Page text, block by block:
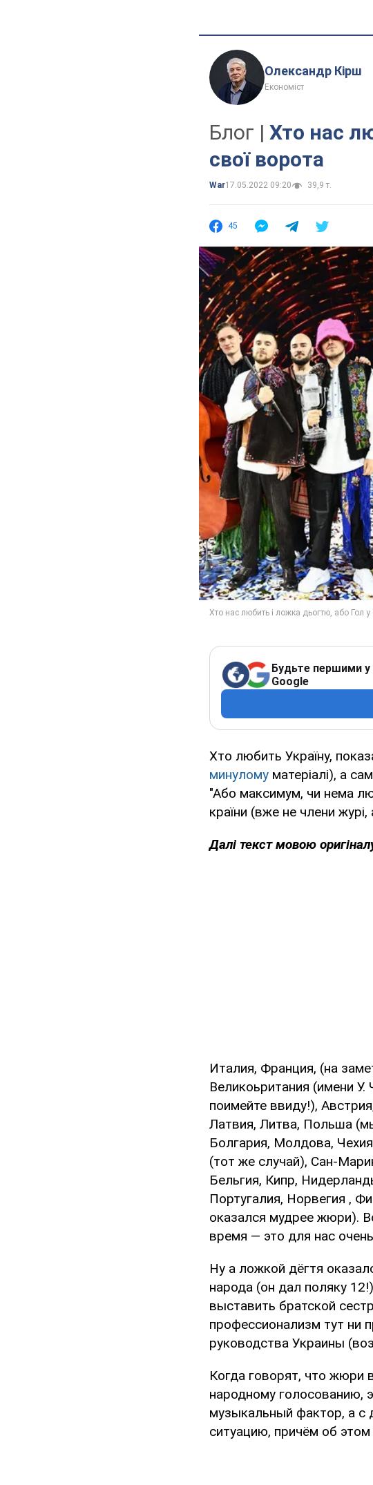
Олександр Кірш
Економіст
Блог | Хто нас
свої ворота
War17.05.2022 09:20 39,9 т.
45
Будьте першими у
Google
Хто любить Україну,
минулому матеріалі), а
"Або максимум, чи нема
країни (вже не члени журі,
Далі текст мовою
Италия, Франция, (на
Великоьритания (имени
поимейте ввиду!),
Латвия, Литва, Польша
Болгария, Молдова,
(тот же случай), Сан-
Бельгия, Кипр,
Португалия, Норвегия ,
оказался мудрее жюри).
время — это для нас
Ну а ложкой дёгтя
народа (он дал поляку
выставить братской
профессионализм тут ни
руководства Украины
Когда говорят, что жюри
народному голосованию,
музыкальный фактор, а с
ситуацию, причём об